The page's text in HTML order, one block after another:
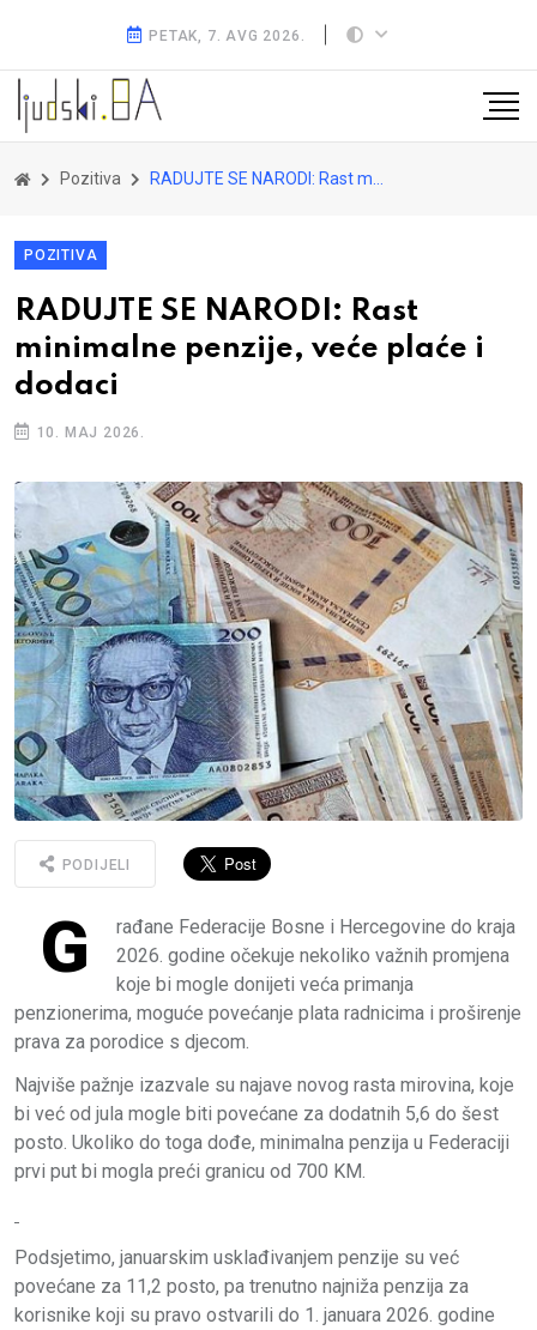
PETAK, 7. AVG 2026.
Pozitiva RADUJTE SE NARODI: Rast minimalne penzije, veće plaće i dodaci
POZITIVA
RADUJTE SE NARODI: Rast
minimalne penzije, veće plaće i
dodaci
10. MAJ 2026.
PODIJELI
G
rađane Federacije Bosne i Hercegovine do kraja
2026. godine očekuje nekoliko važnih promjena
koje bi mogle donijeti veća primanja
penzionerima, moguće povećanje plata radnicima i proširenje
prava za porodice s djecom.
Najviše pažnje izazvale su najave novog rasta mirovina, koje
bi već od jula mogle biti povećane za dodatnih 5,6 do šest
posto. Ukoliko do toga dođe, minimalna penzija u Federaciji
prvi put bi mogla preći granicu od 700 KM.
Podsjetimo, januarskim usklađivanjem penzije su već
povećane za 11,2 posto, pa trenutno najniža penzija za
korisnike koji su pravo ostvarili do 1. januara 2026. godine